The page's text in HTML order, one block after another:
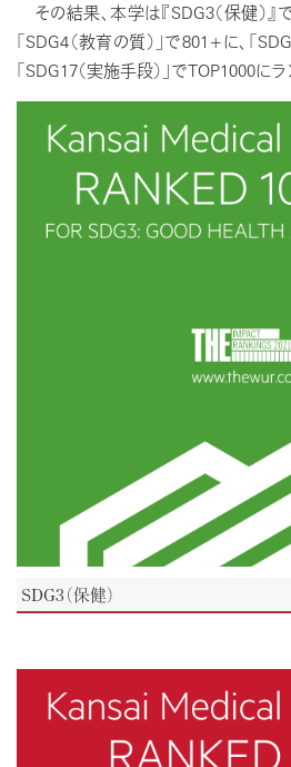
その結果、本学は『SDG3（保健）』
「SDG4（教育の質）」で801+に、「
「SDG17（実施手段）」でTOP1000に
SDG3（保健）